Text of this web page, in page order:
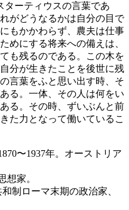
ーティウスの言葉であ
がどうなるかは自分の目で
もかかわらず、農夫は仕事
めにする将来への備えは、
も残るのである。この木を
分が生きたことを後世に残
言葉をふと思い出す時、そ
る。一体、その人は何をい
る。その時、ずいぶんと前
た力となって働いているこ
〜1937年。オーストリア
想家。
制ローマ末期の政治家、